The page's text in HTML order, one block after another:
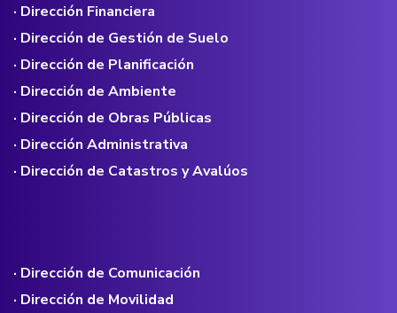
· Dirección Financiera
· Dirección de Gestión de Suelo
· Dirección de Planificación
· Dirección de Ambiente
· Dirección de Obras Públicas
· Dirección Administrativa
· Dirección de Catastros y Avalúos
· Dirección de Comunicación
· Dirección de Movilidad